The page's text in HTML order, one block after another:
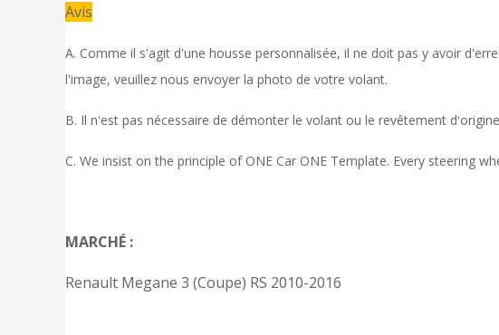
Avis
A. Comme il s'agit d'une housse personnalisée, il ne doit pas y avoir
l'image, veuillez nous envoyer la photo de votre volant.
B. Il n'est pas nécessaire de démonter le volant ou le revêtement
C. We insist on the principle of ONE Car ONE Template. Every steering
MARCHÉ :
Renault Megane 3 (Coupe) RS 2010-2016